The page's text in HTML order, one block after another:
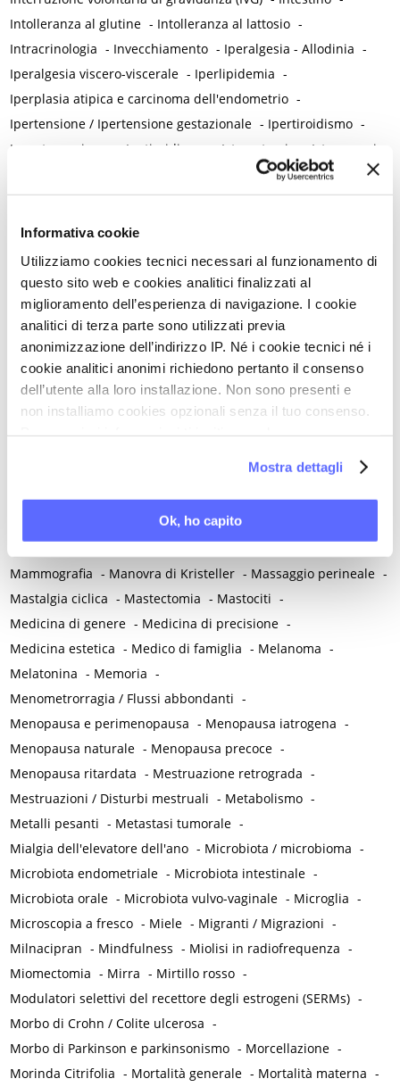
Informativa cookie
Utilizziamo cookies tecnici necessari al funzionamento di
questo sito web e cookies analitici finalizzati al
miglioramento dell’esperienza di navigazione. I cookie
analitici di terza parte sono utilizzati previa
anonimizzazione dell’indirizzo IP. Né i cookie tecnici né i
cookie analitici anonimi richiedono pertanto il consenso
dell’utente alla loro installazione. Non sono presenti e
non installiamo cookies opzionali senza il tuo consenso.
Mostra dettagli
Ok, ho capito
Intolleranza al glutine - Intolleranza al lattosio -
Intracrinologia - Invecchiamento - Iperalgesia - Allodinia -
Iperalgesia viscero-viscerale - Iperlipidemia -
Iperplasia atipica e carcinoma dell'endometrio -
Ipertensione / Ipertensione gestazionale - Ipertiroidismo -
Ipoestrogenismo
Ipotiroidismo Isterectomia Isteroscopia
L-carnitina -Laparoscopia -Lattobacilli -Lattoferrina -
Legislazione
Lichen planus
Lichen sclerosus - Lichen simplex chronicus
Linee guida cliniche -Linfedema - Linfoma di Hodgkin -
Lockdown - Long Covid -Lubrificazione vaginale
Lupus eritematoso sistemico -Luteolina -Lutto
M
Magnesio - Mal di schiena -Malattia infiammatoria cronica
Malattia infiammatoria pelvica
Malattie infiammatorie intestinali
Malattie metaboliche -Malattie neurologiche -
Malattie neuropsichiatriche -Malattie reumatiche
Mammografia - Manovra di Kristeller - Massaggio perineale -
Mastalgia ciclica - Mastectomia - Mastociti -
Medicina di genere - Medicina di precisione -
Medicina estetica - Medico di famiglia - Melanoma -
Melatonina - Memoria -
Menometrorragia / Flussi abbondanti -
Menopausa e perimenopausa - Menopausa iatrogena -
Menopausa naturale - Menopausa precoce -
Menopausa ritardata - Mestruazione retrograda -
Mestruazioni / Disturbi mestruali - Metabolismo -
Metalli pesanti - Metastasi tumorale -
Mialgia dell'elevatore dell'ano - Microbiota / microbioma -
Microbiota endometriale - Microbiota intestinale -
Microbiota orale - Microbiota vulvo-vaginale - Microglia -
Microscopia a fresco - Miele - Migranti / Migrazioni -
Milnacipran - Mindfulness - Miolisi in radiofrequenza -
Miomectomia - Mirra - Mirtillo rosso -
Modulatori selettivi del recettore degli estrogeni (SERMs) -
Morbo di Crohn / Colite ulcerosa -
Morbo di Parkinson e parkinsonismo - Morcellazione -
Morinda Citrifolia - Mortalità generale - Mortalità materna -